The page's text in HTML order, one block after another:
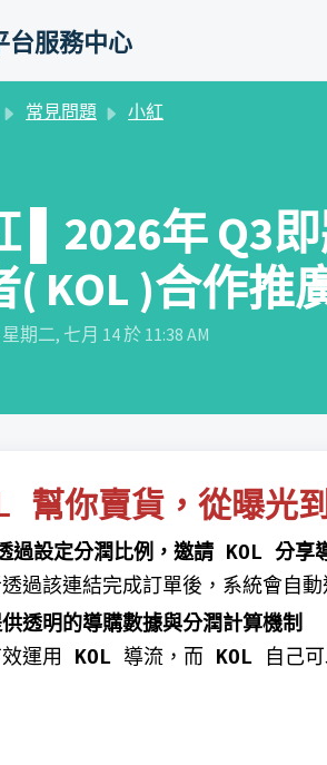
台服務中心
常見問題 小紅
▌2026年 Q3
( KOL )合作推
期二, 七月 14 於 11:38 AM
幫你賣貨，從曝光
過設定分潤比例，邀請 KOL 分享
過該連結完成訂單後，系統會自動
透明的導購數據與分潤計算機制
運用
KOL 導流，而 KOL 自己